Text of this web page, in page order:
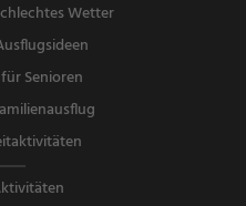
Wetter
Senioren